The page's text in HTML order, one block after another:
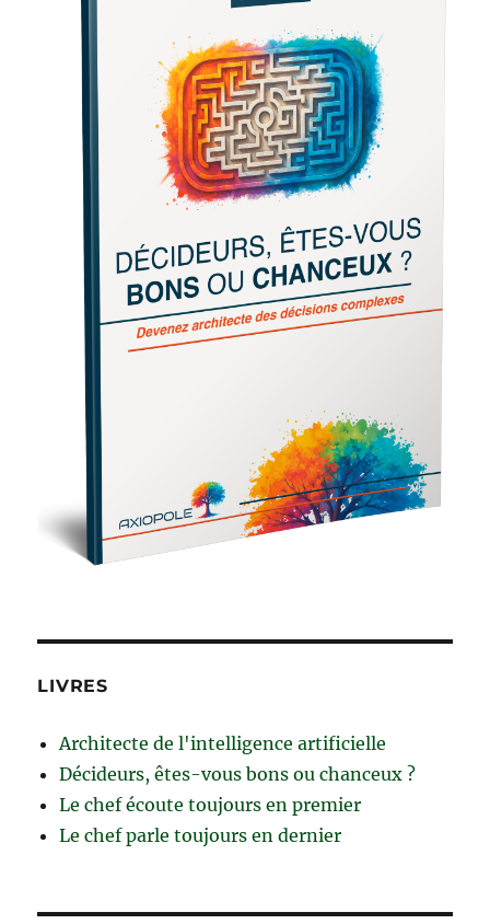
LIVRES
Architecte de l'intelligence artificielle
Décideurs, êtes-vous bons ou chanceux ?
Le chef écoute toujours en premier
Le chef parle toujours en dernier